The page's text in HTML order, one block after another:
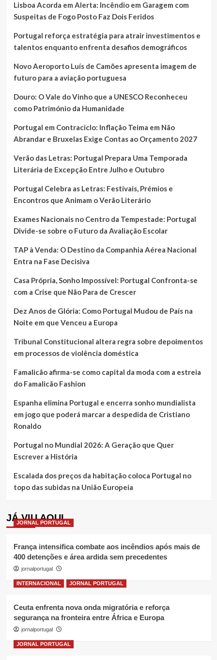
Lisboa Acorda em Alerta: Incêndio em Garagem com
Suspeitas de Fogo Posto Faz Dois Feridos
Portugal reforça estratégia para atrair investimentos e
talentos enquanto enfrenta desafios demográficos
Novo Aeroporto Luís de Camões apresenta imagem de
futuro para a aviação portuguesa
Douro: O Vale do Vinho que a UNESCO Reconheceu
como Património da Humanidade
Portugal em Contraciclo: Inflação Teima em Não
Abrandar e Bruxelas Exige Contas ao Orçamento 2027
Verão das Letras: Portugal Prepara Uma Temporada
Literária de Excepção Entre Julho e Outubro
Portugal Celebra as Letras: Festivais, Prémios e
Encontros que Animam o Verão Literário
Exames Nacionais no Centro da Tempestade: Portugal
Divide-se sobre o Futuro da Avaliação Escolar
TAP à Venda: O Destino da Companhia Aérea Nacional
Entra na Fase Decisiva
Casa Própria, Sonho Impossível: Portugal Confronta-se
com a Crise que Não Para de Crescer
Dez Anos de Glória: Como Portugal Mudou de País na
Noite em que Venceu a Europa
Tribunal Constitucional altera regra sobre depoimentos
em processos de violência doméstica
Famalicão afirma-se como capital da moda com a estreia
do Famalicão Fashion
Espanha elimina Portugal e encerra sonho mundialista
em jogo que poderá marcar a despedida de Cristiano
Ronaldo
Portugal no Mundial 2026: A Geração que Quer
Escrever a História
Escalada dos preços da habitação coloca Portugal no
topo das subidas na União Europeia
JÁ VIU AQUI
JORNAL PORTUGAL
França intensifica combate aos incêndios após mais de
400 detenções e área ardida sem precedentes
jornalportugal
INTERNACIONAL JORNAL PORTUGAL
Ceuta enfrenta nova onda migratória e reforça
segurança na fronteira entre África e Europa
jornalportugal
JORNAL PORTUGAL